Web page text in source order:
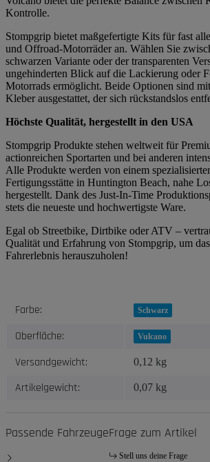
Kontrolle.
Stompgrip bietet maßgefertigte Kits für fast
und Offroad-Motorräder an. Wählen Sie
schwarzen Variante oder der transparenten
ungehinderten Blick auf die Lackierung oder
Motorrads ermöglicht. Beide Optionen sind
Kleber ausgestattet, der sich rückstandslos
Höchste Qualität, hergestellt in den USA
Stompgrip Produkte stehen weltweit für
actionreichen Sportarten und bei anderen
Alle Produkte werden von einem
Fertigungsstätte in Huntington Beach, nahe
hergestellt. Dank des Just-In-Time
stets die neueste und hochwertigste Ware.
Egal ob Streetbike, Dirtbike oder ATV –
Qualität und Erfahrung von Stompgrip, um
Fahrerlebnis herauszuholen!
Produkteigenschaft
Wert
Farbe: Schwarz
Oberfläche: Vulcano
Versandgewicht: 0,12 kg
Artikelgewicht: 0,07 kg
Passende FahrzeugeFrage zum Artikel
Stell uns deine Frage